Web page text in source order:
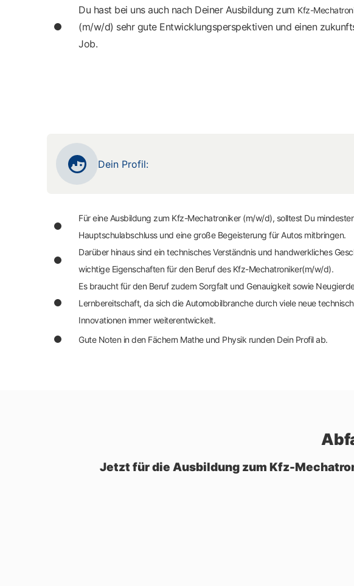
Du hast bei uns auch nach Deiner Ausbildung zum Kfz-
(m/w/d) sehr gute Entwicklungsperspektiven und einen
Job.
Dein Profil:
Für eine Ausbildung zum Kfz-Mechatroniker (m/w/d), solltest Du
Hauptschulabschluss und eine große Begeisterung für Autos mitbringen.
Darüber hinaus sind ein technisches Verständnis und handwerkliches
wichtige Eigenschaften für den Beruf des Kfz-Mechatroniker(m/w/d).
Es braucht für den Beruf zudem Sorgfalt und Genauigkeit sowie
Lernbereitschaft, da sich die Automobilbranche durch viele neue
Innovationen immer weiterentwickelt.
Gute Noten in den Fächern Mathe und Physik runden Dein Profil ab.
Jetzt für die Ausbildung zum Kfz-